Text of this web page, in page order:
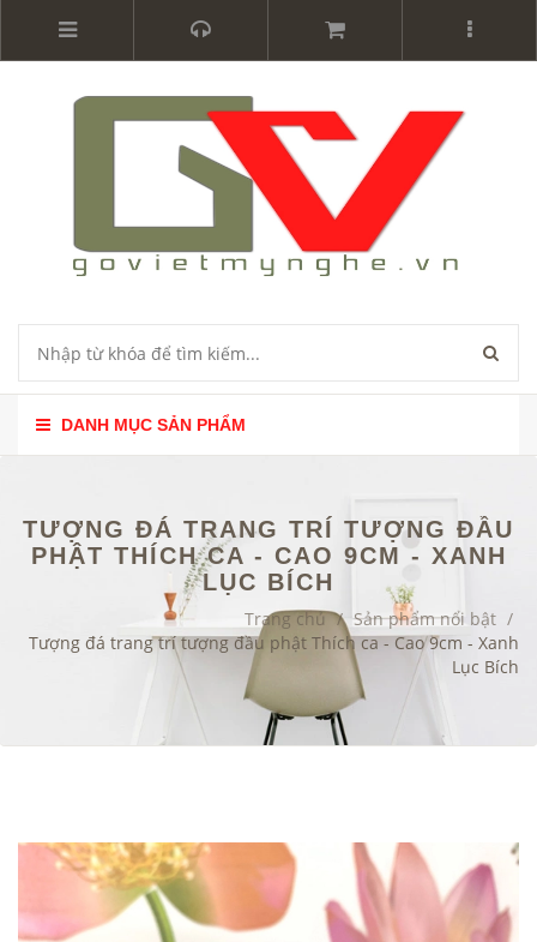
DANH MỤC SẢN PHẨM
TƯỢNG ĐÁ TRANG TRÍ TƯỢNG ĐẦU
PHẬT THÍCH CA - CAO 9CM - XANH
LỤC BÍCH
Trang chủ / Sản phẩm nổi bật /
Tượng đá trang trí tượng đầu phật Thích ca - Cao 9cm - Xanh
Lục Bích